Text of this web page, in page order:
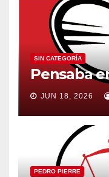
SIN CATEGORÍA
Pensaba
JUN 18, 2026
PEDRO PIERRE